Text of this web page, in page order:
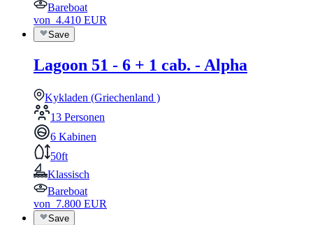
Bareboat
von 4.410 EUR
Save
Lagoon 51 - 6 + 1 cab. - Alpha
Kykladen (Griechenland )
13 Personen
6 Kabinen
50ft
Klassisch
Bareboat
von 7.800 EUR
Save